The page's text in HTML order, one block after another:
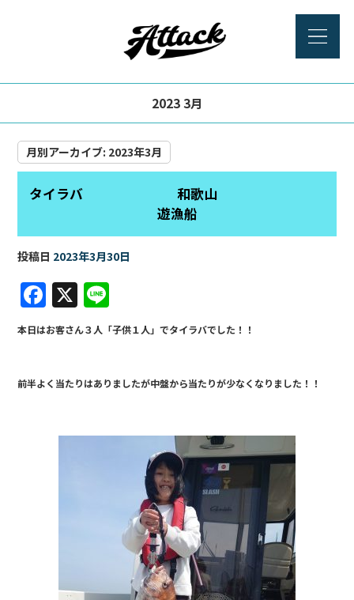
2023 3月
月別アーカイブ: 2023年3月
タイラバ 和歌山
遊漁船
投稿日 2023年3月30日
F
a
c
e
b
o
X
n
e
本日はお客さん３人「子供１人」でタイラバでした！！
前半よく当たりはありましたが中盤から当たりが少なくなりました！！